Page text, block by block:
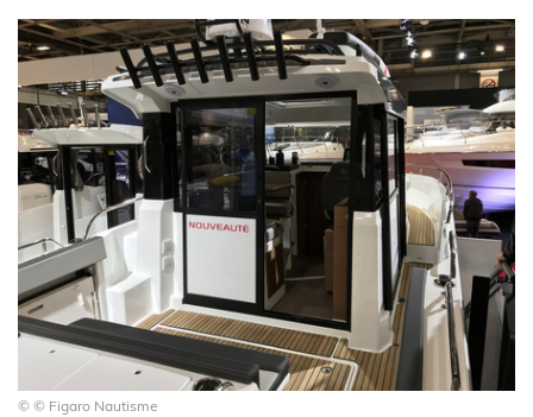
© © Figaro Nautisme